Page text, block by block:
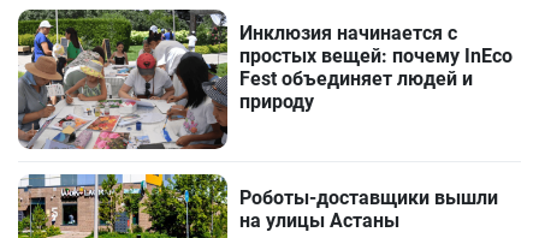
Инклюзия начинается с
простых вещей: почему InEco
Fest объединяет людей и
природу
Роботы-доставщики вышли
на улицы Астаны